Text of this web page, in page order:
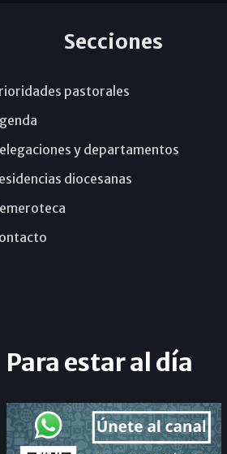
Secciones
pastorales
y departamentos
diocesanas
Para estar al día